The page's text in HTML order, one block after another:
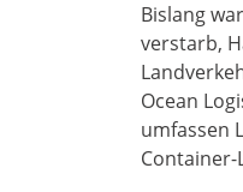
Bislang
verstarb,
Ocean
umfassen